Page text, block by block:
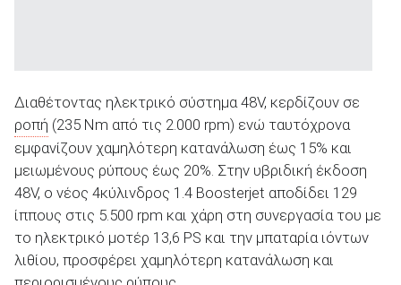
Διαθέτοντας ηλεκτρικό σύστημα 48V, κερδίζουν σε
ροπή (235 Nm από τις 2.000 rpm) ενώ ταυτόχρονα
εμφανίζουν χαμηλότερη κατανάλωση έως 15% και
μειωμένους ρύπους έως 20%. Στην υβριδική έκδοση
48V, ο νέος 4κύλινδρος 1.4 Boosterjet αποδίδει 129
ίππους στις 5.500 rpm και χάρη στη συνεργασία του με
το ηλεκτρικό μοτέρ 13,6 PS και την μπαταρία ιόντων
λιθίου, προσφέρει χαμηλότερη κατανάλωση και